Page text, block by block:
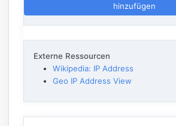
hinzufügen
Externe Ressourcen
Wikipedia: IP Address
Geo IP Address View